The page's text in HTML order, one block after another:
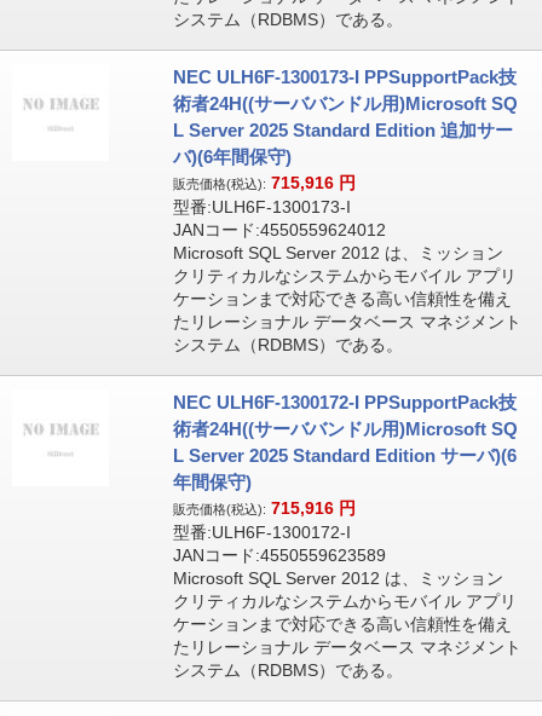
システム（RDBMS）である。
NEC ULH6F-1300173-I PPSupportPack技
術者24H((サーババンドル用)Microsoft SQ
L Server 2025 Standard Edition 追加サー
バ)(6年間保守)
販売価格(税込): 715,916 円
型番:ULH6F-1300173-I
JANコード:4550559624012
Microsoft SQL Server 2012 は、ミッション
クリティカルなシステムからモバイル アプリ
ケーションまで対応できる高い信頼性を備え
たリレーショナル データベース マネジメント
システム（RDBMS）である。
NEC ULH6F-1300172-I PPSupportPack技
術者24H((サーババンドル用)Microsoft SQ
L Server 2025 Standard Edition サーバ)(6
年間保守)
販売価格(税込): 715,916 円
型番:ULH6F-1300172-I
JANコード:4550559623589
Microsoft SQL Server 2012 は、ミッション
クリティカルなシステムからモバイル アプリ
ケーションまで対応できる高い信頼性を備え
たリレーショナル データベース マネジメント
システム（RDBMS）である。